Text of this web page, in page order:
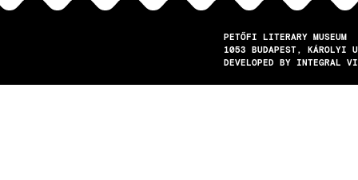
PETŐFI LITERARY MUSEUM
1053
BUDAPEST
KÁROLYI
DEVELOPED BY INTEGRAL